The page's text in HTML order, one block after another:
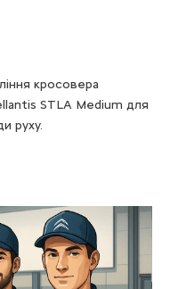
кросовера
STLA Medium для
руху.